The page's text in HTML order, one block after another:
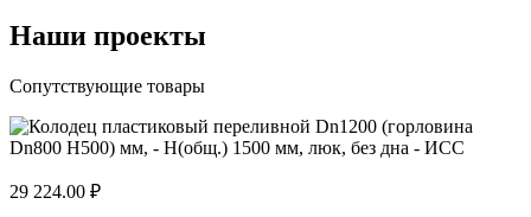
Наши проекты
Сопутствующие товары
29 224.00 ₽